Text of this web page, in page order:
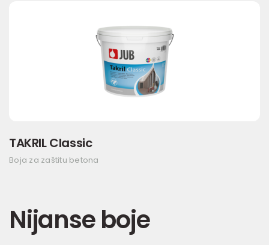
TAKRIL Classic
Boja za zaštitu betona
Nijanse boje